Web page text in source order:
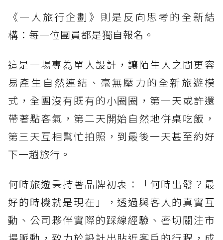
《一人旅行企劃》則是反向思考的全新結
構：每一位團員都是獨自報名。
這是一場專為單人設計，讓陌生人之間更容
易產生自然連結、毫無壓力的全新旅遊模
式，全團沒有既有的小圈圈，第一天或許還
帶著點客氣，第二天開始自然地併桌吃飯，
第三天互相幫忙拍照，到最後一天甚至約好
下一趟旅行。
何時旅遊秉持著品牌初衷：「何時出發？最
好的時機就是現在」，透過與客人的真實互
動、公司夥伴實際的踩線經驗、密切關注市